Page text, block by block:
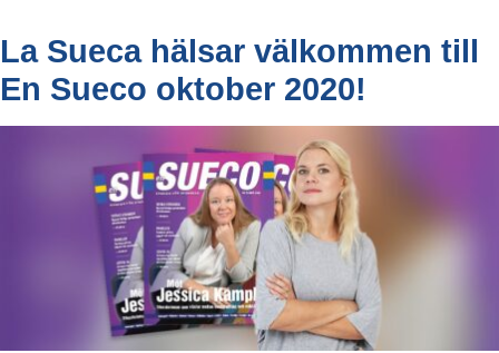
La Sueca hälsar välkommen till
En Sueco oktober 2020!